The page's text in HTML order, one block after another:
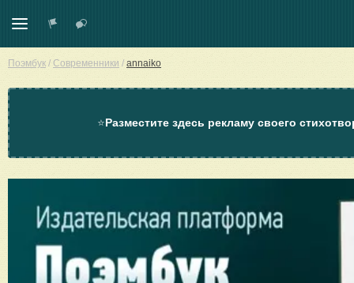
Поэмбук / Современники / annaiko
⭐Разместите здесь рекламу своего